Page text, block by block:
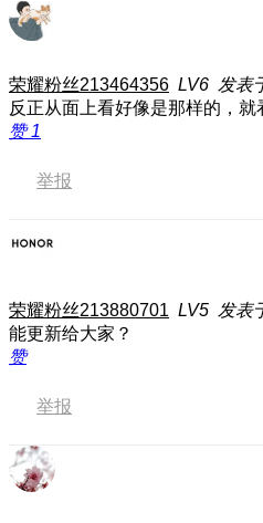
荣耀粉丝213464356 LV6 发表
反正从面上看好像是那样的，
赞1
举报
荣耀粉丝213880701 LV5 发表
能更新给大家？
赞
举报